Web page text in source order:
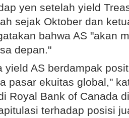
yen setelah yield
sejak Oktober dan
bahwa AS "akan
depan."
yield AS berdampak
pasar ekuitas global,"
Royal Bank of Canada
terhadap posisi